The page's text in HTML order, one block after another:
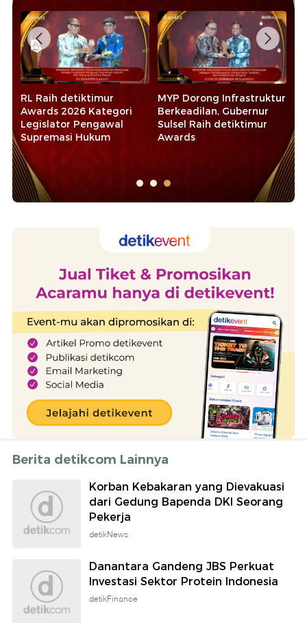
RL Raih detiktimur
Awards 2026 Kategori
Legislator Pengawal
Supremasi Hukum
MYP Dorong Infrastruktur
Berkeadilan, Gubernur
Sulsel Raih detiktimur
Awards
Berita detikcom Lainnya
Korban Kebakaran yang Dievakuasi
dari Gedung Bapenda DKI Seorang
Pekerja
detikNews
Danantara Gandeng JBS Perkuat
Investasi Sektor Protein Indonesia
detikFinance